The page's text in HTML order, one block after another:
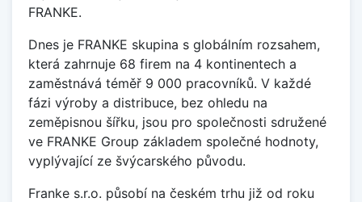
FRANKE.
Dnes je FRANKE skupina s globálním rozsahem,
která zahrnuje 68 firem na 4 kontinentech a
zaměstnává téměř 9 000 pracovníků. V každé
fázi výroby a distribuce, bez ohledu na
zeměpisnou šířku, jsou pro společnosti sdružené
ve FRANKE Group základem společné hodnoty,
vyplývající ze švýcarského původu.
Franke s.r.o. působí na českém trhu již od roku